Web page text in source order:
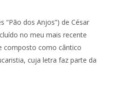
“Pão dos Anjos”) de César
no meu mais recente
composto como cântico
cuja letra faz parte da